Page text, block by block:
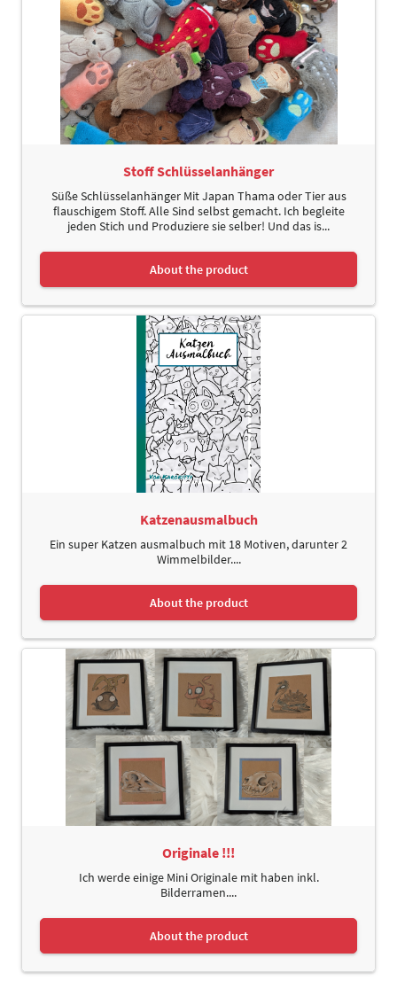
Stoff Schlüsselanhänger
Süße Schlüsselanhänger Mit Japan Thama oder Tier aus
flauschigem Stoff. Alle Sind selbst gemacht. Ich begleite
jeden Stich und Produziere sie selber! Und das is...
About the product
Katzenausmalbuch
Ein super Katzen ausmalbuch mit 18 Motiven, darunter 2
Wimmelbilder....
About the product
Originale !!!
Ich werde einige Mini Originale mit haben inkl.
Bilderramen....
About the product